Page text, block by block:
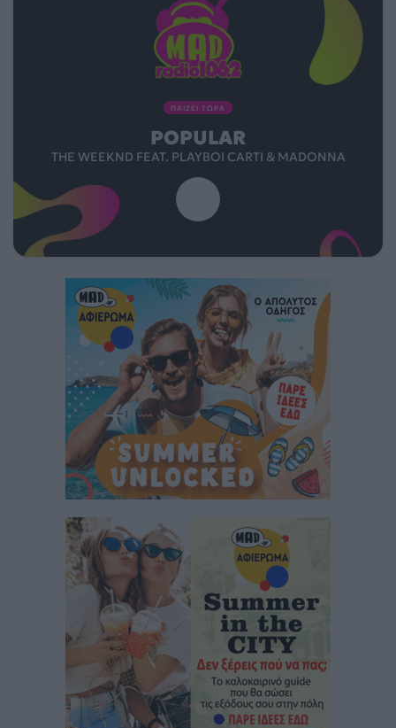
ΠΑΙΖΕΙ ΤΩΡΑ
POPULAR
THE WEEKND FEAT. PLAYBOI CARTI & MADONNA